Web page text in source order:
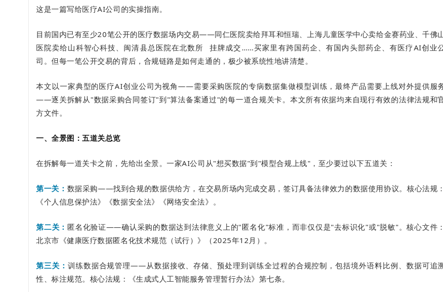
这是一篇写给医疗AI公司的实操指南。
目前国内已有至少20笔公开的医疗数据场内交易——同仁医院卖给拜耳和恒瑞、上海儿童医学中心卖给金赛药业、千佛
医院卖给山科智心科技、闽清县总医院在北数所
挂牌成交……买家里有跨国药企、有国内头部药企、有医疗AI创业
司。但每一笔公开交易的背后，合规链路是如何走通的，极少被系统性地讲清楚。
本文以一家典型的医疗AI创业公司为视角——需要采购医院的专病数据集做模型训练，最终产品需要上线对外提供服
——逐关拆解从"数据采购合同签订"到"算法备案通过"的每一道合规关卡。本文所有依据均来自现行有效的法律法规和
方文件。
一、全景图：五道关总览
在拆解每一道关卡之前，先给出全景。一家AI公司从"想买数据"到"模型合规上线"，至少要过以下五道关：
第一关： 数据采购——找到合规的数据供给方，在交易所场内完成交易，签订具备法律效力的数据使用协议。核心法规：
《个人信息保护法》《数据安全法》《网络安全法》。
第二关： 匿名化验证——确认采购的数据达到法律意义上的"匿名化"标准，而非仅仅是"去标识化"或"脱敏"。核心文件：
北京市《健康医疗数据匿名化技术规范（试行）》（2025年12月）。
第三关： 训练数据合规管理——从数据接收、存储、预处理到训练全过程的合规控制，包括境外语料比例、数据可追
性、标注规范。核心法规：《生成式人工智能服务管理暂行办法》第七条。